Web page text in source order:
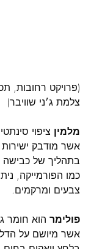
(פרויקט רחובות,
צלמת ג׳ני שוויבר)
מלמין ציפוי
אשר מודבק
בתהליך של
כמו הפורמייקה,
צבעים ומרקמים.
פולימר הוא חומר
אשר מיושם על